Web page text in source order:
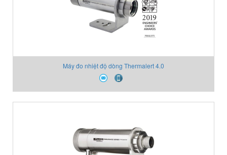
Máy đo nhiệt độ dòng Thermalert 4.0